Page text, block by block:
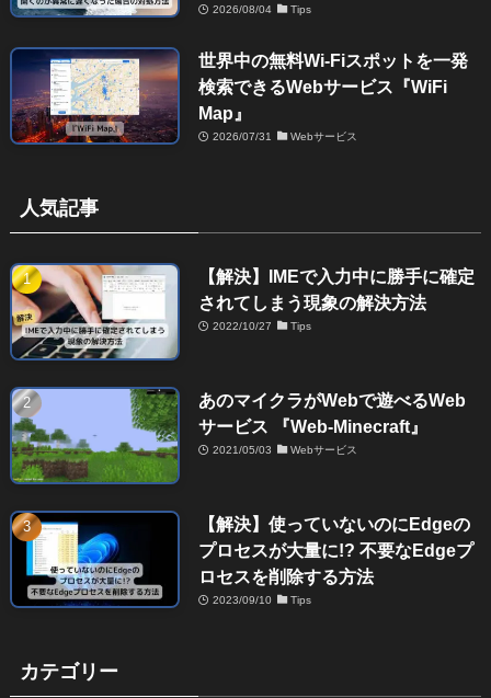
2026/08/04 Tips
世界中の無料Wi-Fiスポットを一発
検索できるWebサービス『WiFi
Map』
2026/07/31 Webサービス
人気記事
【解決】IMEで入力中に勝手に確定
されてしまう現象の解決方法
2022/10/27 Tips
あのマイクラがWebで遊べるWeb
サービス 『Web-Minecraft』
2021/05/03 Webサービス
【解決】使っていないのにEdgeの
プロセスが大量に!? 不要なEdgeプ
ロセスを削除する方法
2023/09/10 Tips
カテゴリー